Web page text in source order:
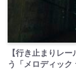
【行き止まりレ
う「メロディック